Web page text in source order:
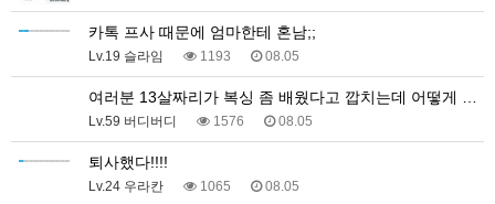
카톡 프사 때문에 엄마한테 혼남;;
Lv.19 슬라임 1193 08.05
여러분 13살짜리가 복싱 좀 배웠다고 깝치는데 어떻게 …
Lv.59 버디버디 1576 08.05
퇴사했다!!!!
Lv.24 우라칸 1065 08.05